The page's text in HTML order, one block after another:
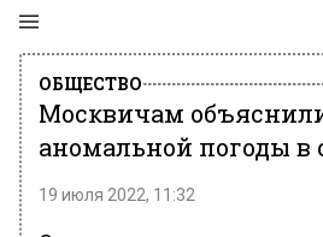
ОБЩЕСТВО
Москвичам
аномальной погоды в
19 июля 2022, 11:32